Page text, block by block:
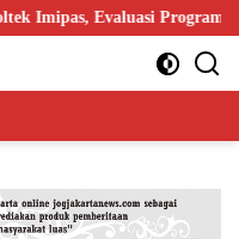
Evaluasi Program Magang